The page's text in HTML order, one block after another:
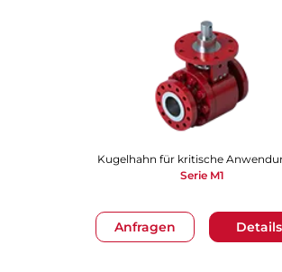
Anfragen Details
Kugelhahn für kritische
Serie M1